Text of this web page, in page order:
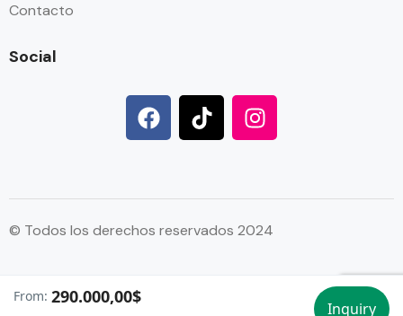
From: 290.000,00$
Inquiry
Contacto
Social
© Todos los derechos reservados 2024
//